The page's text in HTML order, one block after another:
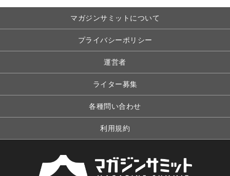
マガジンサミットについて
プライバシーポリシー
運営者
ライター募集
各種問い合わせ
利用規約